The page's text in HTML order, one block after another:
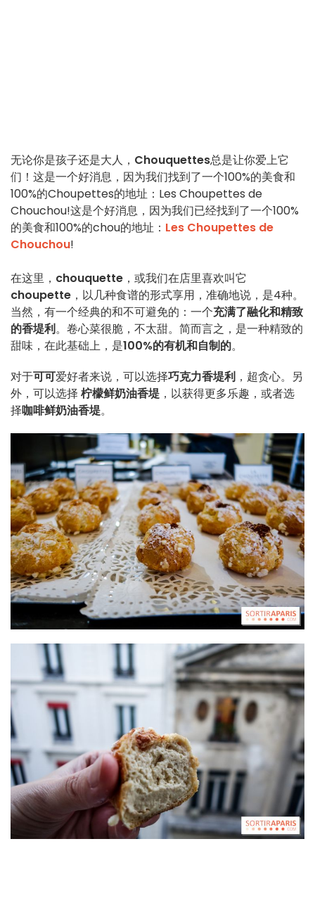
无论你是孩子还是大人， Chouquettes总是让你爱上它
们！这是一个好消息，因为我们找到了一个100%的美食和
100%的Choupettes的地址：Les Choupettes de
Chouchou!这是个好消息，因为我们已经找到了一个100%
的美食和100%的chou的地址： Les Choupettes de
Chouchou!
在这里， chouquette ，或我们在店里喜欢叫它
choupette ，以几种食谱的形式享用，准确地说，是4种。
当然，有一个经典的和不可避免的：一个充满了融化和精致
的香堤利。卷心菜很脆，不太甜。简而言之，是一种精致的
甜味，在此基础上，是100%的有机和自制的。
对于可可爱好者来说，可以选择巧克力香堤利 ，超贪心。另
外，可以选择 柠檬鲜奶油香堤 ，以获得更多乐趣，或者选
择咖啡鲜奶油香堤。